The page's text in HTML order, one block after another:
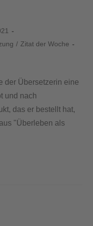
/ Zitat der Woche
der Übersetzerin eine
und nach
das er bestellt hat,
"Überleben als